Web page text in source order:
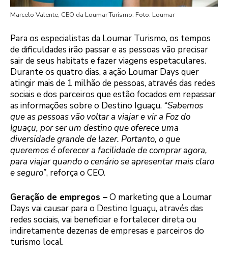
Marcelo Valente, CEO da Loumar Turismo. Foto: Loumar
Para os especialistas da Loumar Turismo, os tempos
de dificuldades irão passar e as pessoas vão precisar
sair de seus habitats e fazer viagens espetaculares.
Durante os quatro dias, a ação Loumar Days quer
atingir mais de 1 milhão de pessoas, através das redes
sociais e dos parceiros que estão focados em repassar
as informações sobre o Destino Iguaçu. “Sabemos
que as pessoas vão voltar a viajar e vir a Foz do
Iguaçu, por ser um destino que oferece uma
diversidade grande de lazer. Portanto, o que
queremos é oferecer a facilidade de comprar agora,
para viajar quando o cenário se apresentar mais claro
e seguro”, reforça o CEO.
Geração de empregos –O marketing que a Loumar
Days vai causar para o Destino Iguaçu, através das
redes sociais, vai beneficiar e fortalecer direta ou
indiretamente dezenas de empresas e parceiros do
turismo local.